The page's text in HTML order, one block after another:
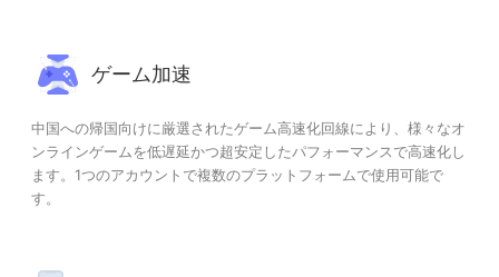
ゲーム加速
中国への帰国向けに厳選されたゲーム高速化回線により、様々なオ
ンラインゲームを低遅延かつ超安定したパフォーマンスで高速化し
ます。1つのアカウントで複数のプラットフォームで使用可能で
す。